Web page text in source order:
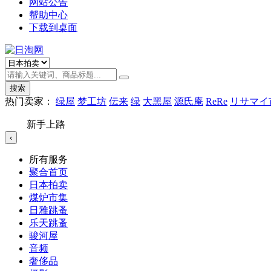
网站公告
帮助中心
下载到桌面
搜索
热门卖家： 绿屋 梦工坊 伝来 绿 大黑屋 源氏庵 ReRe リサマ
新手上路
‹
所有服务
聚合首页
日本拍卖
煤炉市集
日雅跳蚤
乐天跳蚤
骏河屋
音频
奢侈品